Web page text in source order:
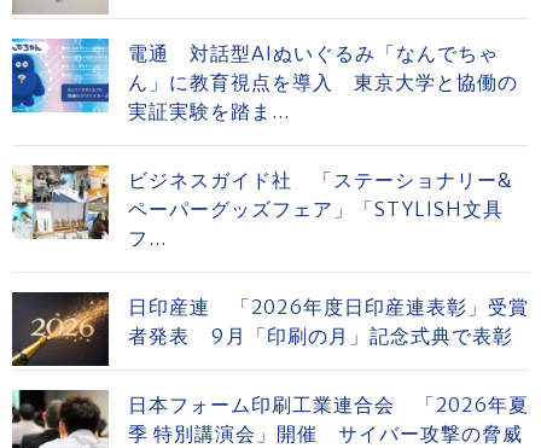
電通 対話型AIぬいぐるみ「なんでちゃ
ん」に教育視点を導入 東京大学と協働の
実証実験を踏ま...
ビジネスガイド社 「ステーショナリー&
ペーパーグッズフェア」「STYLISH文具
フ...
日印産連 「2026年度日印産連表彰」受賞
者発表 9月「印刷の月」記念式典で表彰
日本フォーム印刷工業連合会 「2026年夏
季 特別講演会」開催 サイバー攻撃の脅威